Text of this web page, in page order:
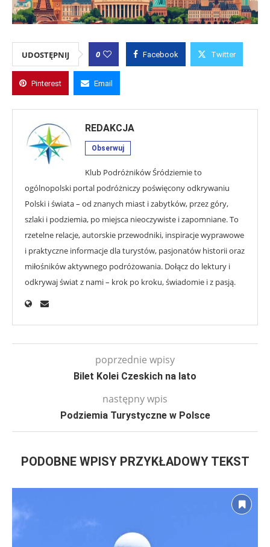
UDOSTĘPNIJ 0 Facebook Twitter
Pinterest Email
REDAKCJA
Obserwuj
Klub Podróżników Śródziemie to
ogólnopolski portal podróżniczy poświęcony odkrywaniu
Polski i świata – od znanych miast i zabytków, przez góry,
szlaki i podziemia, po miejsca nieoczywiste i zapomniane. To
rzetelne relacje, autorskie przewodniki, inspiracje wyprawowe
i praktyczne informacje dla turystów, pasjonatów historii oraz
miłośników aktywnego podróżowania. Dołącz do lektury i
odkrywaj świat z nami – krok po kroku, świadomie i z pasją.
poprzednie wpisy
Bilet Kolei Czeskich na lato
następny wpis
Podziemia Turystyczne w Polsce
PODOBNE WPISY PRZYKŁADOWY TEKST